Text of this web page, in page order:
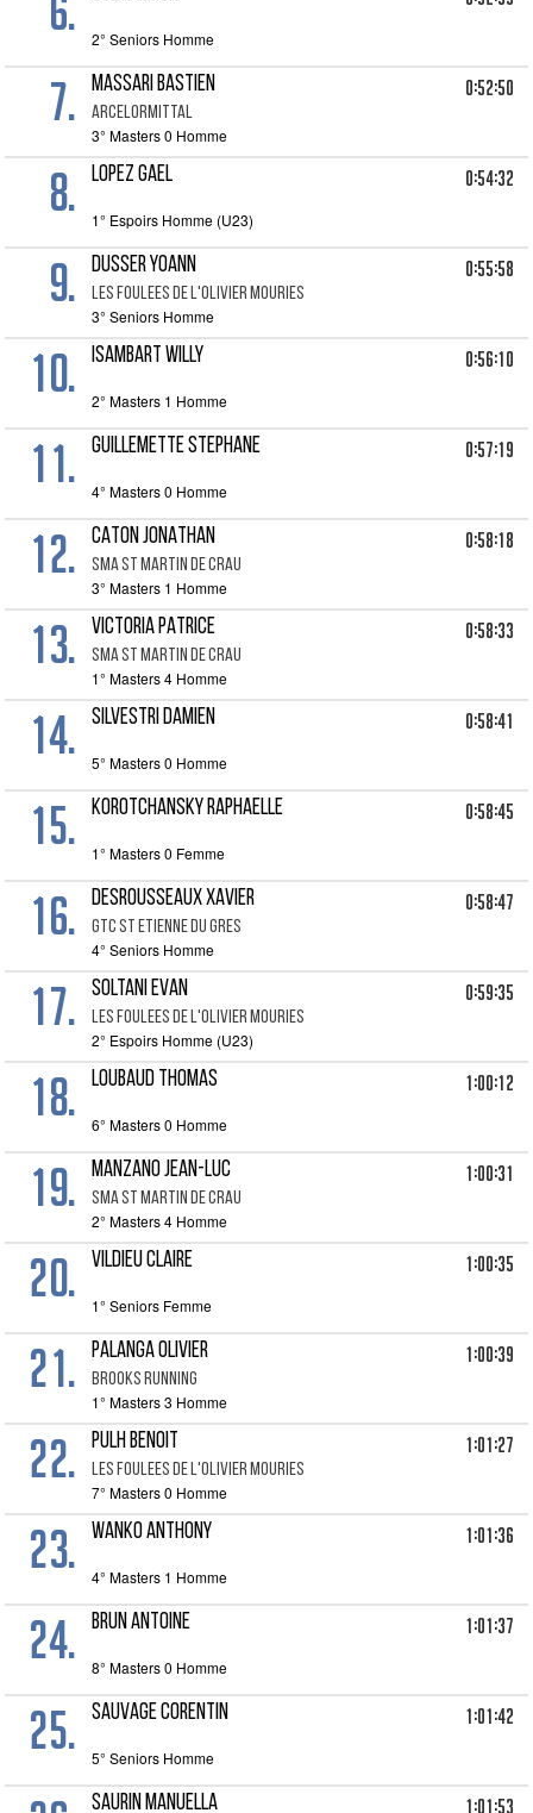
2° Seniors Homme
7. MASSARI BASTIEN
ARCELORMITTAL
0:52:50
3° Masters 0 Homme
8. LOPEZ GAEL 0:54:32
1° Espoirs Homme (U23)
9. DUSSER YOANN
LES FOULEES DE L'OLIVIER MOURIES
0:55:58
3° Seniors Homme
10. ISAMBART WILLY 0:56:10
2° Masters 1 Homme
11. GUILLEMETTE STEPHANE 0:57:19
4° Masters 0 Homme
12. CATON JONATHAN
SMA ST MARTIN DE CRAU
0:58:18
3° Masters 1 Homme
13. VICTORIA PATRICE
SMA ST MARTIN DE CRAU
0:58:33
1° Masters 4 Homme
14. SILVESTRI DAMIEN 0:58:41
5° Masters 0 Homme
15. KOROTCHANSKY RAPHAELLE 0:58:45
1° Masters 0 Femme
16. DESROUSSEAUX XAVIER
GTC ST ETIENNE DU GRES
0:58:47
4° Seniors Homme
17. SOLTANI EVAN
LES FOULEES DE L'OLIVIER MOURIES
0:59:35
2° Espoirs Homme (U23)
18. LOUBAUD THOMAS 1:00:12
6° Masters 0 Homme
19. MANZANO JEAN-LUC
SMA ST MARTIN DE CRAU
1:00:31
2° Masters 4 Homme
20. VILDIEU CLAIRE 1:00:35
1° Seniors Femme
21. PALANGA OLIVIER
BROOKS RUNNING
1:00:39
1° Masters 3 Homme
22. PULH BENOIT
LES FOULEES DE L'OLIVIER MOURIES
1:01:27
7° Masters 0 Homme
23. WANKO ANTHONY 1:01:36
4° Masters 1 Homme
24. BRUN ANTOINE 1:01:37
8° Masters 0 Homme
25. SAUVAGE CORENTIN 1:01:42
5° Seniors Homme
SAURIN MANUELLA 1:01:53